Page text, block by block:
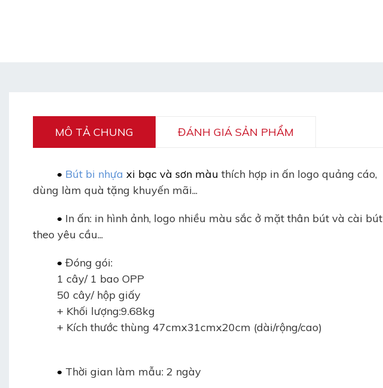
MÔ TẢ CHUNG ĐÁNH GIÁ SẢN PHẨM
• Bút bi nhựa xi bạc và sơn màu thích hợp in ấn logo quảng cáo,
dùng làm quà tặng khuyến mãi...
• In ấn: in hình ảnh, logo nhiều màu sắc ở mặt thân bút và cài bút
theo yêu cầu...
• Đóng gói:
1 cây/ 1 bao OPP
50 cây/ hộp giấy
+ Khối lượng:9.68kg
+ Kích thước thùng 47cmx31cmx20cm (dài/rộng/cao)
• Thời gian làm mẫu: 2 ngày